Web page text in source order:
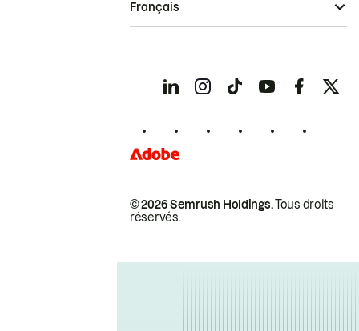
© 2026 Semrush Holdings.Tous droits
réservés.
Français